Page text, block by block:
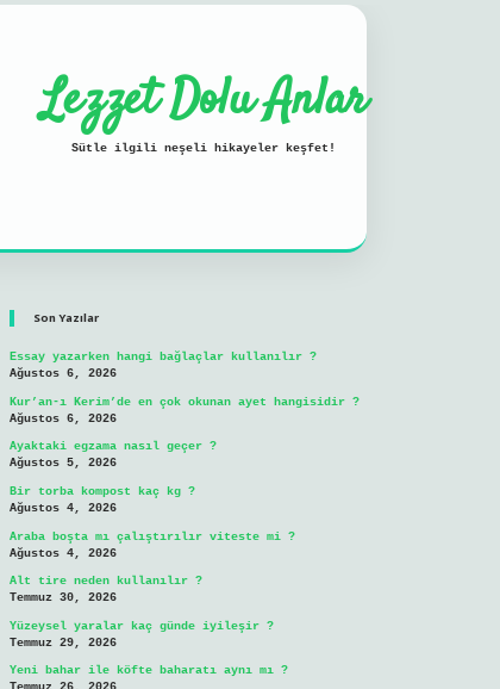
Lezzet Dolu Anlar
Sütle ilgili neşeli hikayeler keşfet!
Son Yazılar
Essay yazarken hangi bağlaçlar kullanılır ?
Ağustos 6, 2026
Kur’an-ı Kerim’de en çok okunan ayet hangisidir ?
Ağustos 6, 2026
Ayaktaki egzama nasıl geçer ?
Ağustos 5, 2026
Bir torba kompost kaç kg ?
Ağustos 4, 2026
Araba boşta mı çalıştırılır viteste mi ?
Ağustos 4, 2026
Alt tire neden kullanılır ?
Temmuz 30, 2026
Yüzeysel yaralar kaç günde iyileşir ?
Temmuz 29, 2026
Yeni bahar ile köfte baharatı aynı mı ?